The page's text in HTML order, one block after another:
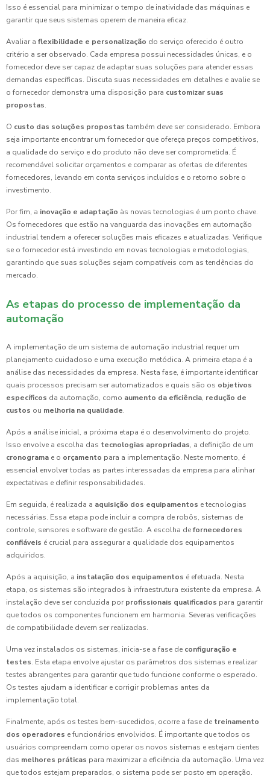
Isso é essencial para minimizar o tempo de inatividade das máquinas e
garantir que seus sistemas operem de maneira eficaz.
Avaliar a flexibilidade e personalização do serviço oferecido é outro
critério a ser observado. Cada empresa possui necessidades únicas, e o
fornecedor deve ser capaz de adaptar suas soluções para atender essas
demandas específicas. Discuta suas necessidades em detalhes e avalie se
o fornecedor demonstra uma disposição para customizar suas
propostas.
O custo das soluções propostas também deve ser considerado. Embora
seja importante encontrar um fornecedor que ofereça preços competitivos,
a qualidade do serviço e do produto não deve ser comprometida. É
recomendável solicitar orçamentos e comparar as ofertas de diferentes
fornecedores, levando em conta serviços incluídos e o retorno sobre o
investimento.
Por fim, a inovação e adaptação às novas tecnologias é um ponto chave.
Os fornecedores que estão na vanguarda das inovações em automação
industrial tendem a oferecer soluções mais eficazes e atualizadas. Verifique
se o fornecedor está investindo em novas tecnologias e metodologias,
garantindo que suas soluções sejam compatíveis com as tendências do
mercado.
As etapas do processo de implementação da
automação
A implementação de um sistema de automação industrial requer um
planejamento cuidadoso e uma execução metódica. A primeira etapa é a
análise das necessidades da empresa. Nesta fase, é importante identificar
quais processos precisam ser automatizados e quais são os objetivos
específicos da automação, como aumento da eficiência, redução de
custos ou melhoria na qualidade.
Após a análise inicial, a próxima etapa é o desenvolvimento do projeto.
Isso envolve a escolha das tecnologias apropriadas, a definição de um
cronograma e o orçamento para a implementação. Neste momento, é
essencial envolver todas as partes interessadas da empresa para alinhar
expectativas e definir responsabilidades.
Em seguida, é realizada a aquisição dos equipamentos e tecnologias
necessárias. Essa etapa pode incluir a compra de robôs, sistemas de
controle, sensores e software de gestão. A escolha defornecedores
confiáveis é crucial para assegurar a qualidade dos equipamentos
adquiridos.
Após a aquisição, a instalação dos equipamentos é efetuada. Nesta
etapa, os sistemas são integrados à infraestrutura existente da empresa. A
instalação deve ser conduzida por profissionais qualificados para garantir
que todos os componentes funcionem em harmonia. Severas verificações
de compatibilidade devem ser realizadas.
Uma vez instalados os sistemas, inicia-se a fase de configuração e
testes. Esta etapa envolve ajustar os parâmetros dos sistemas e realizar
testes abrangentes para garantir que tudo funcione conforme o esperado.
Os testes ajudam a identificar e corrigir problemas antes da
implementação total.
Finalmente, após os testes bem-sucedidos, ocorre a fase de treinamento
dos operadores e funcionários envolvidos. É importante que todos os
usuários compreendam como operar os novos sistemas e estejam cientes
das melhores práticas para maximizar a eficiência da automação. Uma vez
que todos estejam preparados, o sistema pode ser posto em operação.